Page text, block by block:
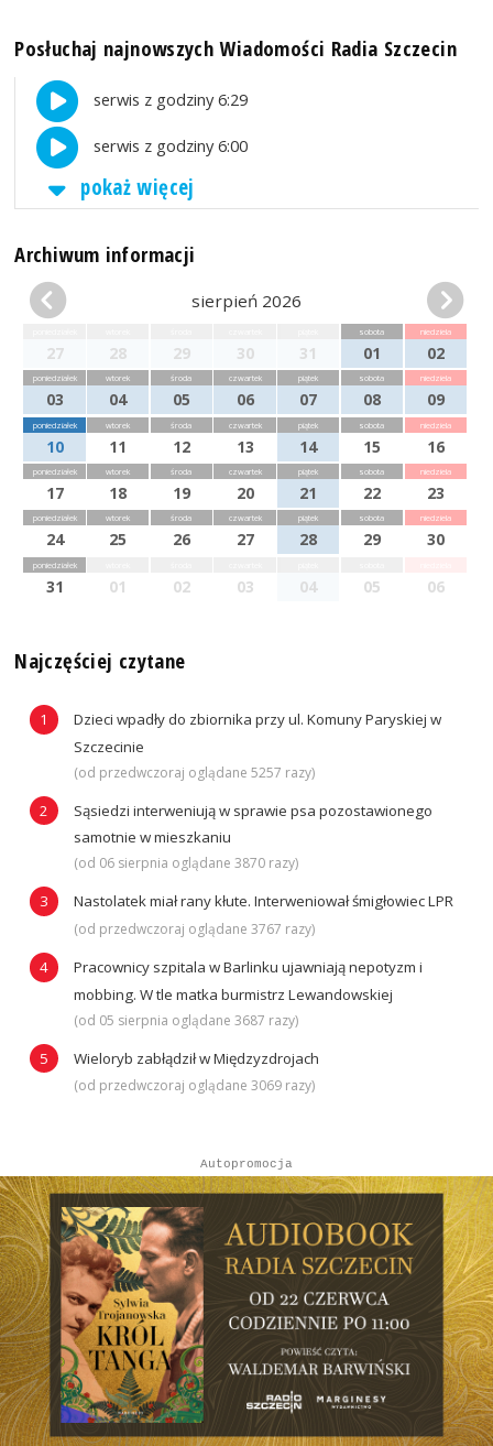
Posłuchaj najnowszych Wiadomości Radia Szczecin
serwis z godziny 6:29
serwis z godziny 6:00
pokaż więcej
Archiwum informacji
sierpień 2026
27 28 29 30 31
sobota
01
niedziela
02
poniedziałek
03
wtorek
04
środa
05
czwartek
06
piątek
07
sobota
08
niedziela
09
poniedziałek
10
wtorek
11
środa
12
czwartek
13
piątek
14
sobota
15
niedziela
16
poniedziałek
17
wtorek
18
środa
19
czwartek
20
piątek
21
sobota
22
niedziela
23
poniedziałek
24
wtorek
25
środa
26
czwartek
27
piątek
28
sobota
29
niedziela
30
poniedziałek
31 01 02 03 04 05 06
Najczęściej czytane
Dzieci wpadły do zbiornika przy ul. Komuny Paryskiej w
Szczecinie
(od przedwczoraj oglądane 5257 razy)
Sąsiedzi interweniują w sprawie psa pozostawionego
samotnie w mieszkaniu
(od 06 sierpnia oglądane 3870 razy)
Nastolatek miał rany kłute. Interweniował śmigłowiec LPR
(od przedwczoraj oglądane 3767 razy)
Pracownicy szpitala w Barlinku ujawniają nepotyzm i
mobbing. W tle matka burmistrz Lewandowskiej
(od 05 sierpnia oglądane 3687 razy)
Wieloryb zabłądził w Międzyzdrojach
(od przedwczoraj oglądane 3069 razy)
Autopromocja